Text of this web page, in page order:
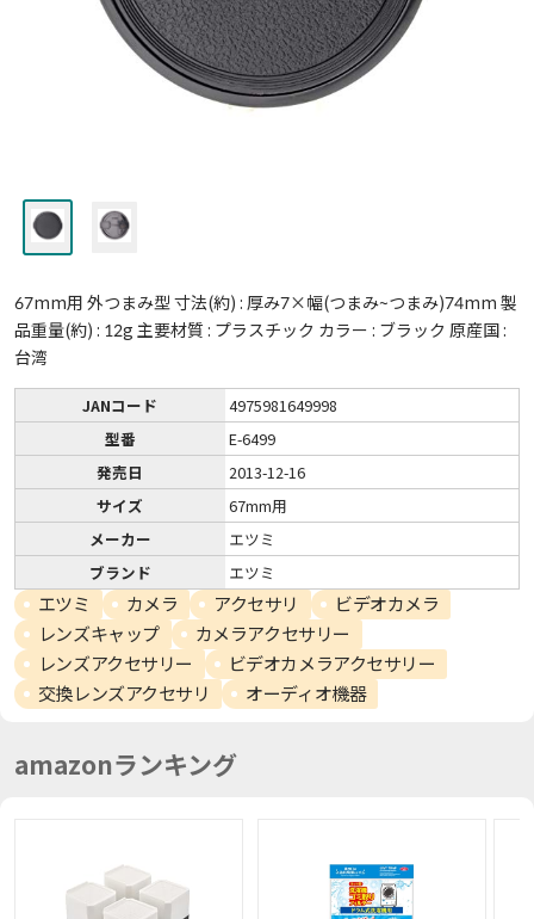
67mm用 外つまみ型 寸法(約) : 厚み7×幅(つまみ~つまみ)74mm 製
品重量(約) : 12g 主要材質 : プラスチック カラー : ブラック 原産国 :
台湾
JANコード
4975981649998
型番
E-6499
発売日
2013-12-16
サイズ
67mm用
メーカー
エツミ
ブランド
エツミ
エツミ カメラ アクセサリ
ビデオカメラ
レンズキャップ
カメラアクセサリー
レンズアクセサリー
ビデオカメラアクセサリー
交換レンズアクセサリ
オーディオ機器
amazonランキング